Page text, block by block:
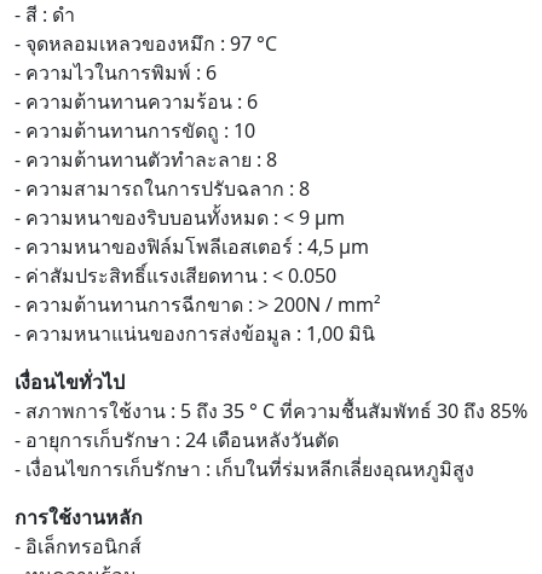
- สี : ดำ
- จุดหลอมเหลวของหมึก : 97 °C
- ความไวในการพิมพ์ : 6
- ความต้านทานความร้อน : 6
- ความต้านทานการขัดถู : 10
- ความต้านทานตัวทำละลาย : 8
- ความสามารถในการปรับฉลาก : 8
- ความหนาของริบบอนทั้งหมด : < 9 µm
- ความหนาของฟิล์มโพลีเอสเตอร์ : 4,5 µm
- ค่าสัมประสิทธิ์แรงเสียดทาน : < 0.050
- ความต้านทานการฉีกขาด : > 200N / mm²
- ความหนาแน่นของการส่งข้อมูล : 1,00 มินิ
เงื่อนไขทั่วไป
- สภาพการใช้งาน : 5 ถึง 35 ° C ที่ความชื้นสัมพัทธ์ 30 ถึง 85%
- อายุการเก็บรักษา : 24 เดือนหลังวันตัด
- เงื่อนไขการเก็บรักษา : เก็บในที่ร่มหลีกเลี่ยงอุณหภูมิสูง
การใช้งานหลัก
- อิเล็กทรอนิกส์